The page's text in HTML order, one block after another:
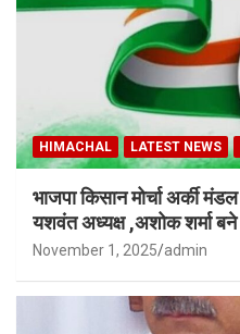
HIMACHAL LATEST NEWS
भाजपा किसान मोर्चा अर्की
यशवंत अध्यक्ष ,अशोक शर्मा बने
November 1, 2025 admin